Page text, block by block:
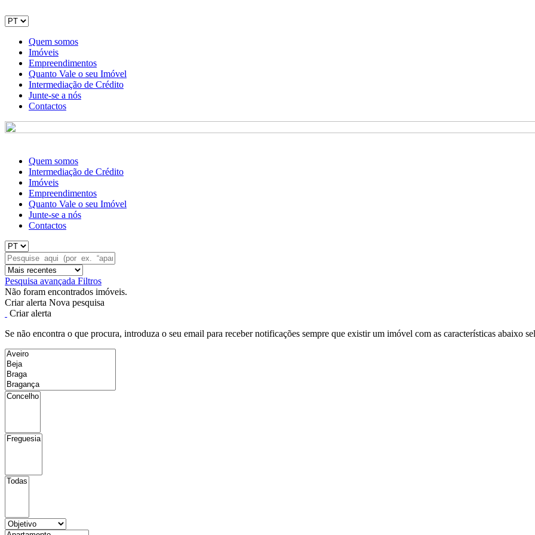
Quem somos
Imóveis
Empreendimentos
Quanto Vale o seu Imóvel
Intermediação de Crédito
Junte-se a nós
Contactos
Quem somos
Intermediação de Crédito
Imóveis
Empreendimentos
Quanto Vale o seu Imóvel
Junte-se a nós
Contactos
Pesquisa avançada Filtros
Não foram encontrados imóveis.
Criar alerta Nova pesquisa
Criar alerta
Se não encontra o que procura, introduza o seu email para receber notificações sempre que existir um imóvel com as características abaixo